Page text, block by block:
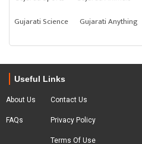
Gujarati Science
Gujarati Anything
Useful Links
About Us
FAQs
Contact Us
Privacy Policy
Terms Of Use